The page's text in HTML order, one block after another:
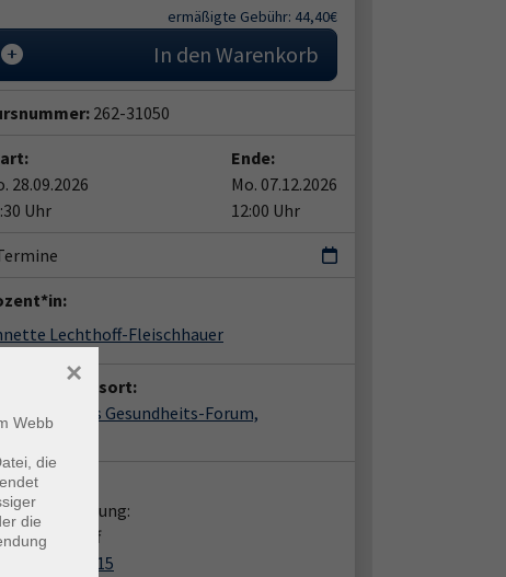
ermäßigte Gebühr: 44,40€
In den Warenkorb
262-31050
28.09.2026
Uhr
Ende:
Mo. 07.12.2026
12:00 Uhr
Lechthoff-Fleischhauer
vhs Gesundheits-Forum,
8
Beratung:
Lechthoff
05201 8109-15
Webb
die
die
×